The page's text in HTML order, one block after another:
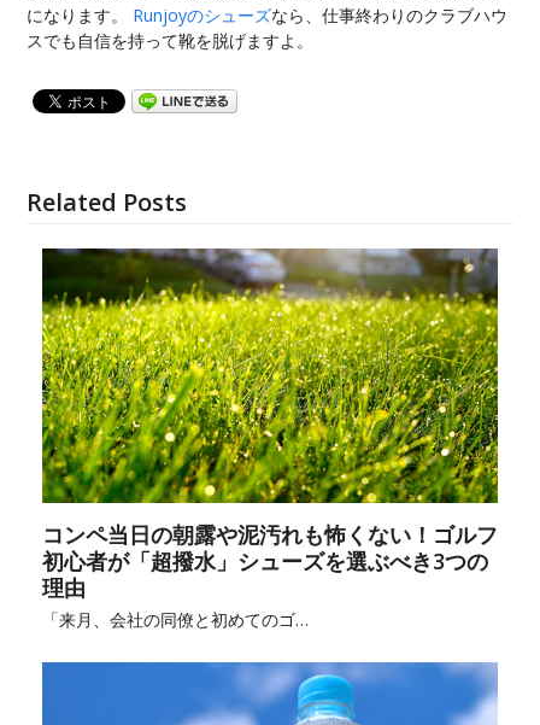
になります。 Runjoyのシューズなら、仕事終わりのクラブハウ
スでも自信を持って靴を脱げますよ。
Related Posts
コンペ当日の朝露や泥汚れも怖くない！ゴルフ
初心者が「超撥水」シューズを選ぶべき3つの
理由
「来月、会社の同僚と初めてのゴ…